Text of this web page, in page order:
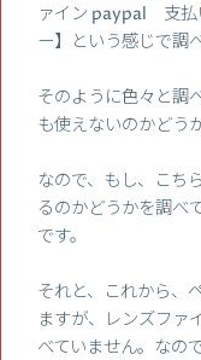
ァイン paypal 支払
ー】という感じで調
そのように色々と調
も使えないのかどう
なので、もし、こち
るのかどうかを調べ
です。
それと、これから、
ますが、レンズファ
べていません。なの